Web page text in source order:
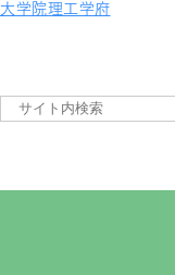
大学院理工学府